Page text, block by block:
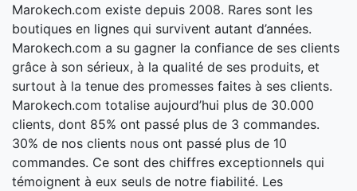
Marokech.com existe depuis 2008. Rares sont les
boutiques en lignes qui survivent autant d’années.
Marokech.com a su gagner la confiance de ses clients
grâce à son sérieux, à la qualité de ses produits, et
surtout à la tenue des promesses faites à ses clients.
Marokech.com totalise aujourd’hui plus de 30.000
clients, dont 85% ont passé plus de 3 commandes.
30% de nos clients nous ont passé plus de 10
commandes. Ce sont des chiffres exceptionnels qui
témoignent à eux seuls de notre fiabilité. Les